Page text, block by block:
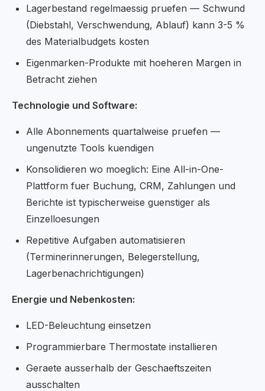
Lagerbestand regelmaessig pruefen — Schwund
(Diebstahl, Verschwendung, Ablauf) kann 3-5 %
des Materialbudgets kosten
Eigenmarken-Produkte mit hoeheren Margen in
Betracht ziehen
Technologie und Software:
Alle Abonnements quartalweise pruefen —
ungenutzte Tools kuendigen
Konsolidieren wo moeglich: Eine All-in-One-
Plattform fuer Buchung, CRM, Zahlungen und
Berichte ist typischerweise guenstiger als
Einzelloesungen
Repetitive Aufgaben automatisieren
(Terminerinnerungen, Belegerstellung,
Lagerbenachrichtigungen)
Energie und Nebenkosten:
LED-Beleuchtung einsetzen
Programmierbare Thermostate installieren
Geraete ausserhalb der Geschaeftszeiten
ausschalten